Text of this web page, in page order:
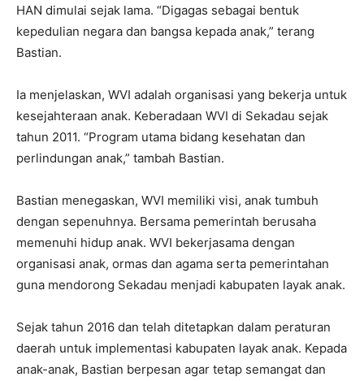
HAN dimulai sejak lama. “Digagas sebagai bentuk
kepedulian negara dan bangsa kepada anak,” terang
Bastian.
Ia menjelaskan, WVI adalah organisasi yang bekerja untuk
kesejahteraan anak. Keberadaan WVI di Sekadau sejak
tahun 2011. “Program utama bidang kesehatan dan
perlindungan anak,” tambah Bastian.
Bastian menegaskan, WVI memiliki visi, anak tumbuh
dengan sepenuhnya. Bersama pemerintah berusaha
memenuhi hidup anak. WVI bekerjasama dengan
organisasi anak, ormas dan agama serta pemerintahan
guna mendorong Sekadau menjadi kabupaten layak anak.
Sejak tahun 2016 dan telah ditetapkan dalam peraturan
daerah untuk implementasi kabupaten layak anak. Kepada
anak-anak, Bastian berpesan agar tetap semangat dan